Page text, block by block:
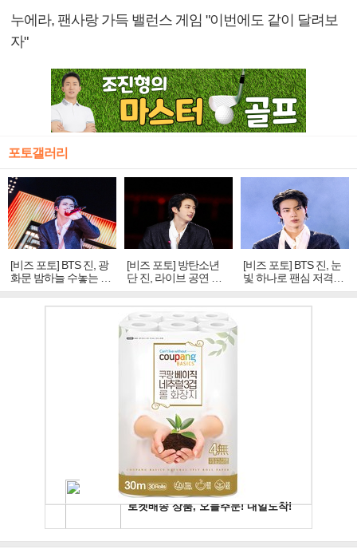
누에라, 팬사랑 가득 밸런스 게임 "이번에도 같이 달려보
자"
포토갤러리
[비즈 포토] BTS 진, 광
화문 밤하늘 수놓는 '비
주얼 킹'의 열창
[비즈 포토] 방탄소년
단 진, 라이브 공연 중
빛나는 독보적 아우라
[비즈 포토] BTS 진, 눈
빛 하나로 팬심 저격…
독보적 카리스마